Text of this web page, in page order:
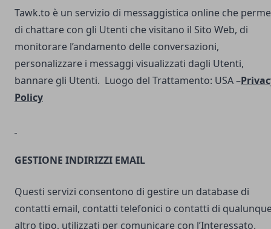
Tawk.to è un servizio di messaggistica online che
di chattare con gli Utenti che visitano il Sito Web, di
monitorare l’andamento delle conversazioni,
personalizzare i messaggi visualizzati dagli Utenti,
bannare gli Utenti. Luogo del Trattamento: USA –
Policy
GESTIONE INDIRIZZI EMAIL
Questi servizi consentono di gestire un database di
contatti email, contatti telefonici o contatti di
altro tipo, utilizzati per comunicare con l’Interessato.